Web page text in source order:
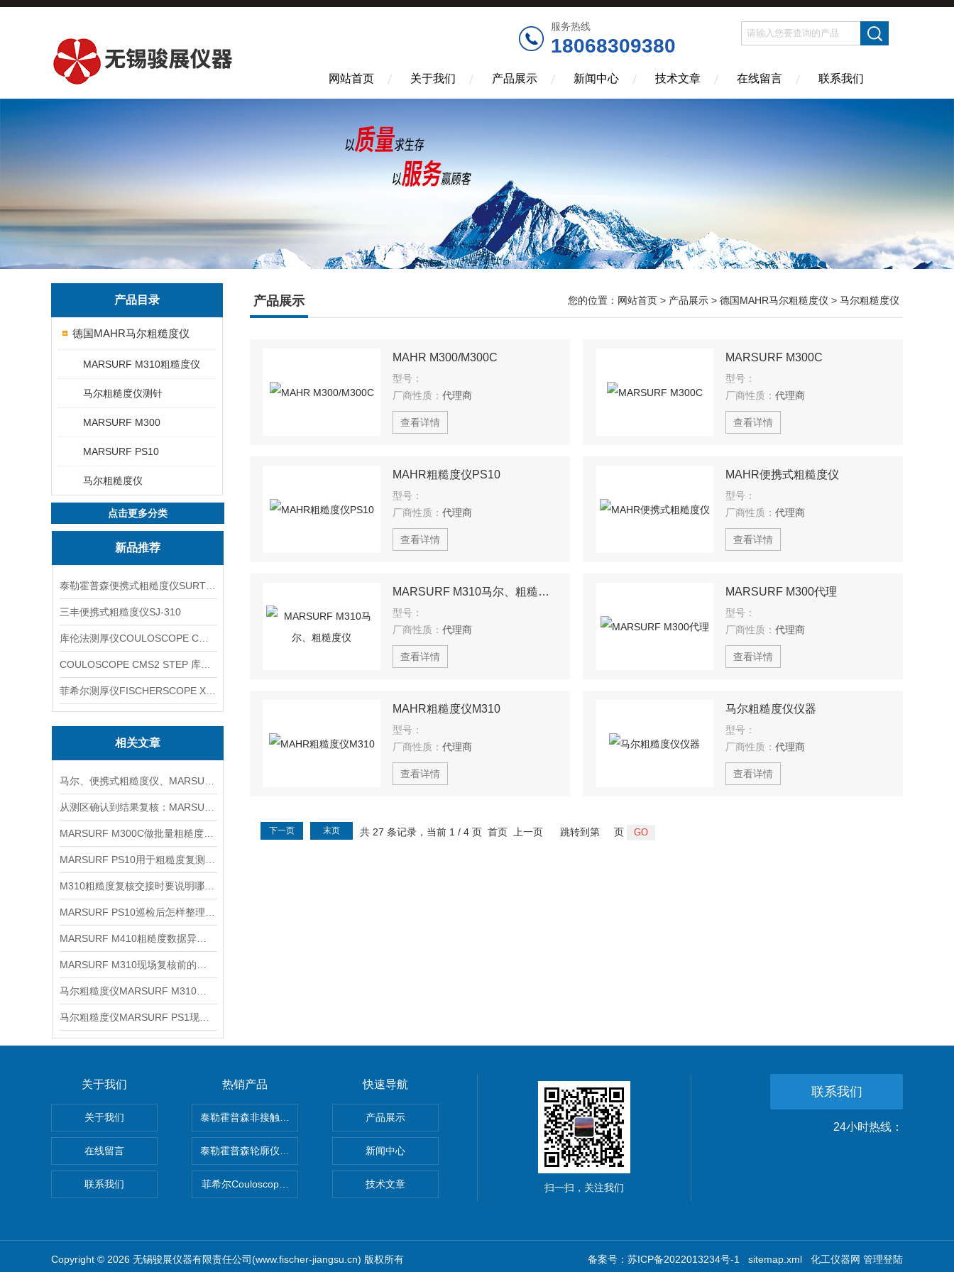
服务热线
18068309380
网站首页 关于我们 产品展示 新闻中心 技术文章 在线留言 联系我们
产品目录
德国MAHR马尔粗糙度仪
MARSURF M310粗糙度仪
马尔粗糙度仪测针
MARSURF M300
MARSURF PS10
马尔粗糙度仪
点击更多分类
新品推荐
三丰便携式粗糙度仪SJ-310
相关文章
产品展示 您的位置： 网站首页 > 产品展示 > 德国MAHR马尔粗糙度仪 > 马尔粗糙度仪
MAHR M300/M300C
型号：
厂商性质： 代理商
查看详情
MARSURF M300C
型号：
厂商性质： 代理商
查看详情
MAHR粗糙度仪PS10
型号：
厂商性质： 代理商
查看详情
MAHR便携式粗糙度仪
型号：
厂商性质： 代理商
查看详情
MARSURF M310马尔、粗糙度仪
型号：
厂商性质： 代理商
查看详情
MARSURF M300代理
型号：
厂商性质： 代理商
查看详情
MAHR粗糙度仪M310
型号：
厂商性质： 代理商
查看详情
马尔粗糙度仪仪器
型号：
厂商性质： 代理商
查看详情
共 27 条记录，当前 1 / 4 页 首页 上一页
下一页 末页 跳转到第 页
关于我们
关于我们
在线留言
联系我们
热销产品
泰勒霍普森非接触式轮廓仪LUPHOScan 850 HD
泰勒霍普森轮廓仪|TAYLOR HOBSON
菲希尔Couloscope CMS2电解法测厚仪
快速导航
产品展示
新闻中心
技术文章 扫一扫，关注我们
联系我们
24小时热线：
Copyright © 2026 无锡骏展仪器有限责任公司(www.fischer-jiangsu.cn) 版权所有 备案号：苏ICP备2022013234号-1 sitemap.xml 化工仪器网 管理登陆